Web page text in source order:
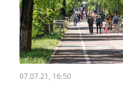
07.07.21, 16:50